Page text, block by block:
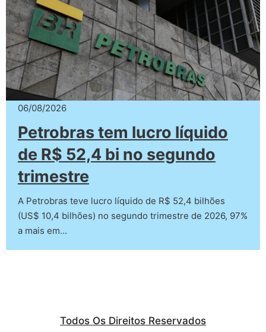
06/08/2026
Petrobras tem lucro líquido
de R$ 52,4 bi no segundo
trimestre
A Petrobras teve lucro líquido de R$ 52,4 bilhões
(US$ 10,4 bilhões) no segundo trimestre de 2026, 97%
a mais em…
Todos Os Direitos Reservados